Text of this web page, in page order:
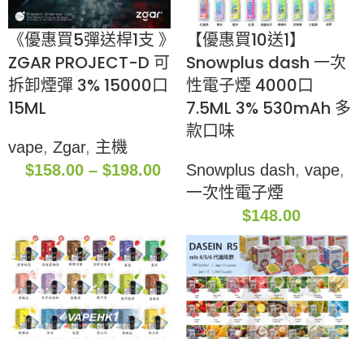
《優惠買5彈送桿1支 》
ZGAR PROJECT-D 可
拆卸煙彈 3% 15000口
15ML
vape, Zgar, 主機
$158.00 – $198.00
【優惠買10送1】
Snowplus dash 一次
性電子煙 4000口
7.5ML 3% 530mAh 多
款口味
Snowplus dash, vape,
一次性電子煙
$148.00